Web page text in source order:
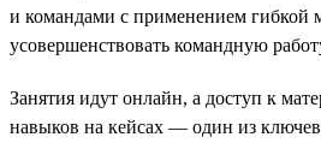
и командами с применением гибкой
усовершенствовать командную
Занятия идут онлайн, а доступ к
навыков на кейсах — один из